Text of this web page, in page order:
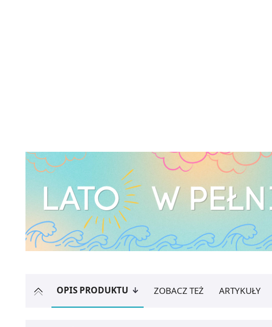
OPIS PRODUKTU ZOBACZ TEŻ ARTYKUŁY